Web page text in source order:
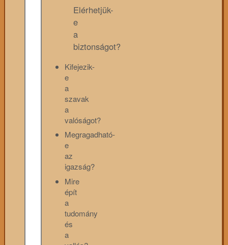
Elérhetjük-
e
a
biztonságot?
Kifejezik-
e
a
szavak
a
valóságot?
Megragadható-
e
az
igazság?
Mire
épít
a
tudomány
és
a